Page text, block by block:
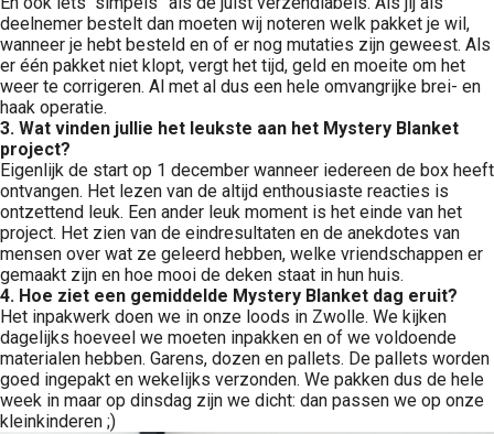
deelnemer bestelt dan moeten wij noteren welk pakket je wil,
wanneer je hebt besteld en of er nog mutaties zijn geweest. Als
er één pakket niet klopt, vergt het tijd, geld en moeite om het
weer te corrigeren. Al met al dus een hele omvangrijke brei- en
haak operatie.
3. Wat vinden jullie het leukste aan het Mystery Blanket
project?
Eigenlijk de start op 1 december wanneer iedereen de box heeft
ontvangen. Het lezen van de altijd enthousiaste reacties is
ontzettend leuk. Een ander leuk moment is het einde van het
project. Het zien van de eindresultaten en de anekdotes van
mensen over wat ze geleerd hebben, welke vriendschappen er
gemaakt zijn en hoe mooi de deken staat in hun huis.
4. Hoe ziet een gemiddelde Mystery Blanket dag eruit?
Het inpakwerk doen we in onze loods in Zwolle. We kijken
dagelijks hoeveel we moeten inpakken en of we voldoende
materialen hebben. Garens, dozen en pallets. De pallets worden
goed ingepakt en wekelijks verzonden. We pakken dus de hele
week in maar op dinsdag zijn we dicht: dan passen we op onze
kleinkinderen ;)